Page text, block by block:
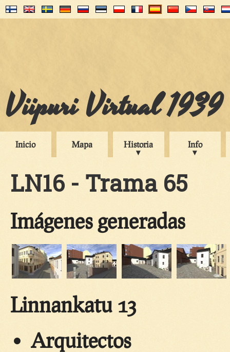
Viipuri Virtual 1939
Inicio Mapa Historia Info
LN16 - Trama 65
Imágenes generadas
Linnankatu 13
Arquitectos